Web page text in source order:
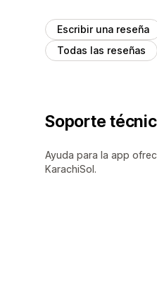
Escribir una reseña
Todas las reseñas
Soporte
Ayuda para la app
KarachiSol.